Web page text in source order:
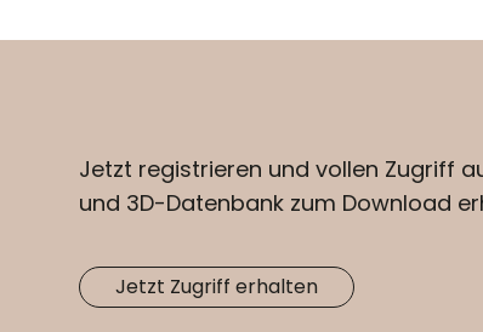
Jetzt registrieren und vollen Zugriff
und 3D-Datenbank zum Download
Jetzt Zugriff erhalten